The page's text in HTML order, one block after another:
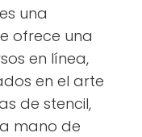
una
ofrece una
en línea,
en el arte
de stencil,
mano de